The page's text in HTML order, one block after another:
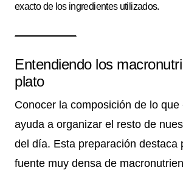
exacto de los ingredientes utilizados.
Entendiendo los
plato
Conocer la composición de lo
ayuda a organizar el resto de
del día. Esta preparación destaca
fuente muy densa de